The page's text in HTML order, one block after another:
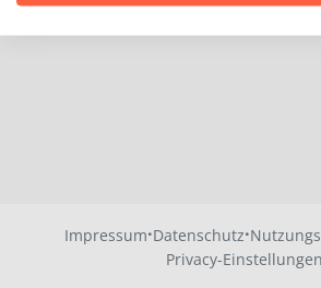
Impressum·Datenschutz·
Privacy-Einstellungen